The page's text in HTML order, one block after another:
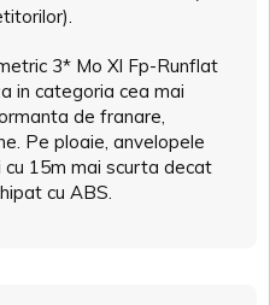
3* Mo Xl Fp-Runflat
in categoria cea mai
de franare,
Pe ploaie, anvelopele
15m mai scurta decat
cu ABS.